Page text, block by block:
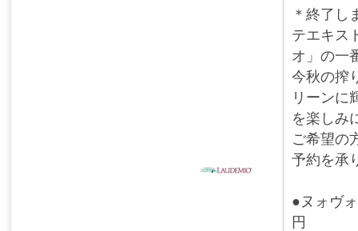
＊終了し
テエキス
オ」の一
今秋の搾
リーンに
を楽しみ
ご希望の
予約を承
●ヌォヴ
円